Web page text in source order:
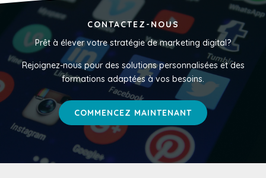
CONTACTEZ-NOUS
Prêt à élever votre stratégie de marketing digital?
Rejoignez-nous pour des solutions personnalisées et des
formations adaptées à vos besoins.
COMMENCEZ MAINTENANT